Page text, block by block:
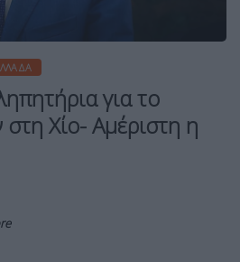
για το
Χίο- Αμέριστη η